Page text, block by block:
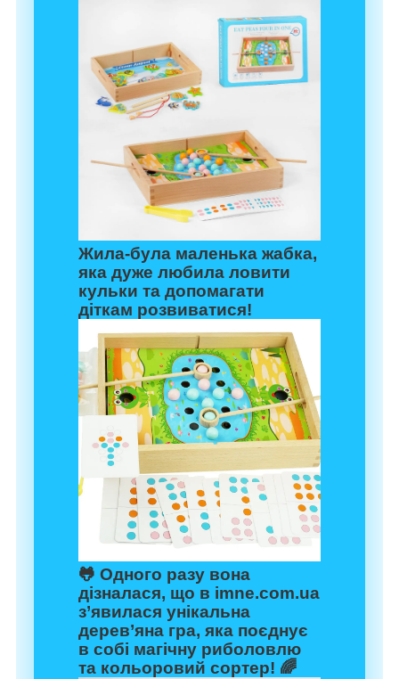
Жила-була маленька жабка,
яка дуже любила ловити
кульки та допомагати
діткам розвиватися!
🐸 Одного разу вона
дізналася, що в imne.com.ua
з’явилася унікальна
дерев’яна гра, яка поєднує
в собі магічну риболовлю
та кольоровий сортер! 🌈